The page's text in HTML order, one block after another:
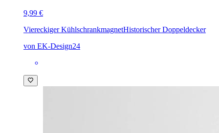
9,99 €
Viereckiger KühlschrankmagnetHistorischer Doppeldecker
von EK-Design24